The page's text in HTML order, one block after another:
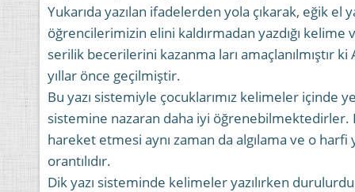
Yukarıda yazılan ifadelerden yola çıkarak, eğik el
öğrencilerimizin elini kaldırmadan yazdığı kelime
serilik becerilerini kazanma ları amaçlanılmıştır
yıllar önce geçilmiştir.
Bu yazı sistemiyle çocuklarımız kelimeler içinde
sistemine nazaran daha iyi öğrenebilmektedirler.
hareket etmesi aynı zaman da algılama ve o
orantılıdır.
Dik yazı sisteminde kelimeler yazılırken